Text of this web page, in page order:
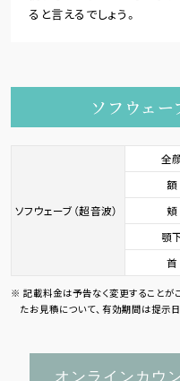
ると言えるでしょう。
ソフウェー
ソフウェーブ（超音波）
全
額
頬
顎
首
記載料金は予告なく変更することが
たお見積について、有効期間は提示
オンラインカウ